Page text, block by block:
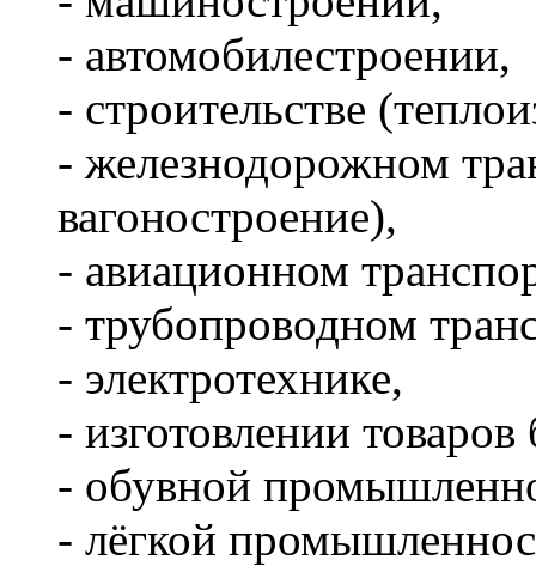
- автомобилестроении,
- строительстве
- железнодорожном
вагоностроение),
- авиационном
- трубопроводном
- электротехнике,
- изготовлении
- обувной
- лёгкой